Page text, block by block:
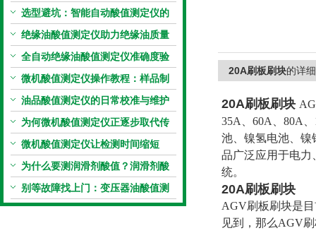
电极的清洗与活化方法
选型避坑：智能自动酸值测定仪的
加热功率与萃取时间关系
绝缘油酸值测定仪助力绝缘油质量
把控，降低设备故障
全自动绝缘油酸值测定仪准确度验
证：标准物质标定步骤
微机酸值测定仪操作教程：样品制
备、参数设置与结果解读
油品酸值测定仪的日常校准与维护
流程
为何微机酸值测定仪正逐步取代传
统手动滴定法？
微机酸值测定仪让检测时间缩短
50%
为什么要测润滑剂酸值？润滑剂酸
值测定法告诉你答案
别等故障找上门：变压器油酸值测
试仪的预警功能
20A刷板刷块的详
20A刷板刷块
35A、60A、80A
池、镍氢电池、
品广泛应用于电力
统。
20A刷板刷块
AGV刷板刷块是
见到，那么AGV